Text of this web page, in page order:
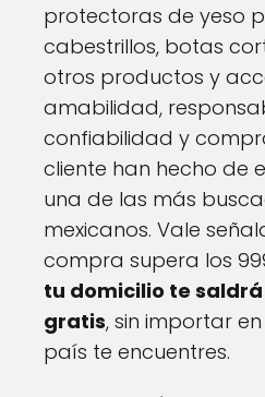
protectoras de yeso
cabestrillos, botas
otros productos y
amabilidad,
confiabilidad y
cliente han hecho de
una de las más
mexicanos. Vale
compra supera los
tu domicilio te
gratis, sin importar
país te encuentres.